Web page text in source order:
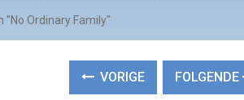
"No Ordinary Family"
VORIGE FOLGENDE